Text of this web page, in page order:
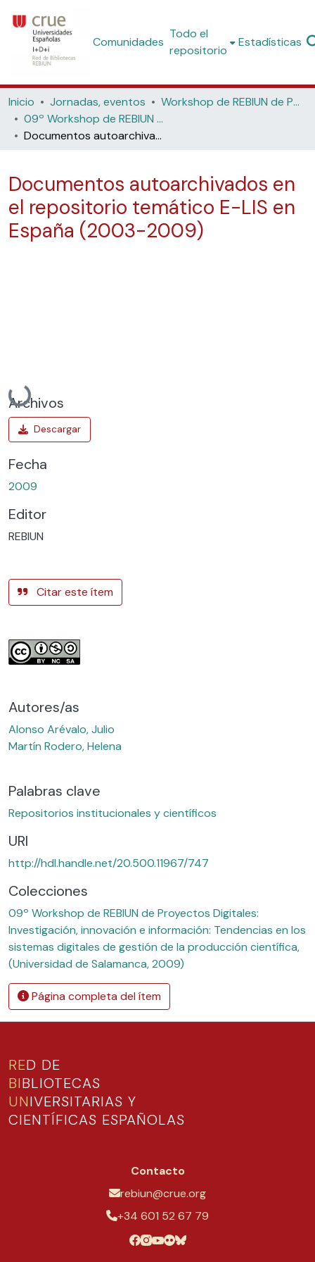
Comunidades
Todo el
repositorio
Estadísticas
Inicio Jornadas, eventos
Workshop de REBIUN de Proyectos Digitales
09º Workshop de REBIUN de Proyectos Digitales: Investigación, innovación e información: Tendencias en los sistemas digitales de gestión de la producción científica, (Universidad de Salamanca, 2009)
Documentos autoarchivados en el repositorio temático E-LIS en España (2003-2009)
Documentos autoarchivados en
el repositorio temático E-LIS en
España (2003-2009)
Cargando...
Archivos
Fecha
2009
Editor
REBIUN
Citar este ítem
Autores/as
Alonso Arévalo, Julio
Martín Rodero, Helena
Palabras clave
Repositorios institucionales y científicos
URI
http://hdl.handle.net/20.500.11967/747
Colecciones
09º Workshop de REBIUN de Proyectos Digitales:
Investigación, innovación e información: Tendencias en los
sistemas digitales de gestión de la producción científica,
(Universidad de Salamanca, 2009)
Página completa del ítem
RED DE
BIBLIOTECAS
UNIVERSITARIAS Y
CIENTÍFICAS ESPAÑOLAS
Contacto
rebiun@crue.org
+34 601 52 67 79